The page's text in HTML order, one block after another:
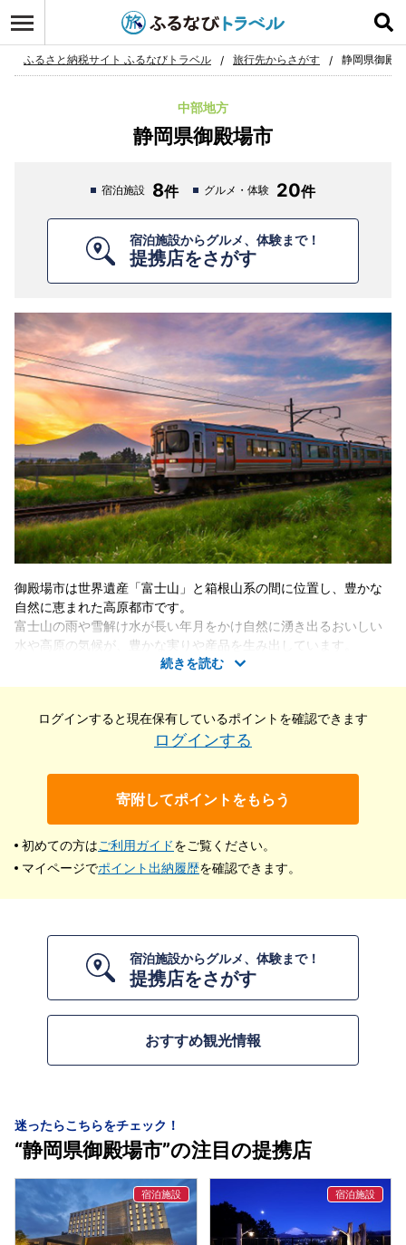
お気に入り
ふるさと納税サイト ふるなびトラベル 旅行先からさがす 静岡県御殿
中部地方
静岡県御殿場市
宿泊施設 8 グルメ・体験 20
宿泊施設からグルメ、体験まで！
提携店をさがす
御殿場市は世界遺産「富士山」と箱根山系の間に位置し、豊かな
自然に恵まれた高原都市です。
富士山の雨や雪解け水が長い年月をかけ自然に湧き出るおいしい
水や高原の気候が、豊かな実りや産品を生み出しています。
美しい景観を大切にしながら、都市と自然が調和し、市民と来訪
地域資源や新エネルギーの活用などの環境負荷の低減による「エ
コ・ガーデンシティ」に向けた取り組みや地域全体で子どもたち
力を入れています。
続きを読む
ログインすると現在保有しているポイントを確認できます
ログインする
寄附してポイントをもらう
初めての方はご利用ガイドをご覧ください。
マイページでポイント出納履歴を確認できます。
宿泊施設からグルメ、体験まで！
提携店をさがす
おすすめ観光情報
迷ったらこちらをチェック！
“静岡県御殿場市”の注目の提携店